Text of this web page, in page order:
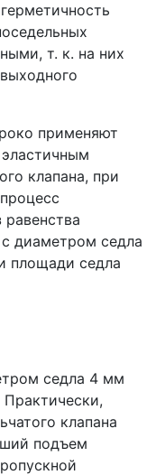
т. к. на них
применяют
клапана, при
равенства
диаметром седла
площади седла
седла 4 мм
клапана
подъем